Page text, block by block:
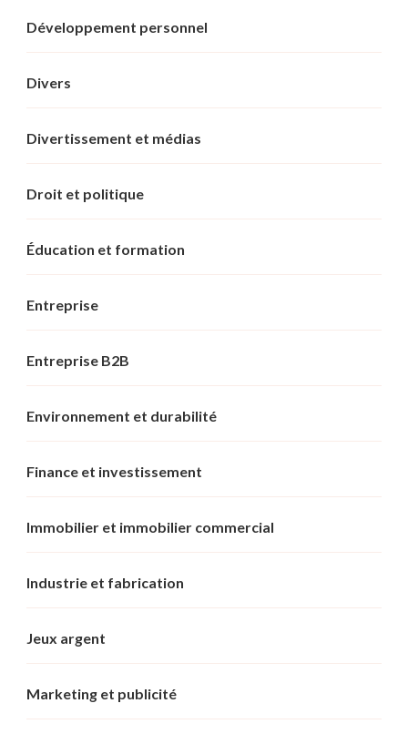
Développement personnel
Divers
Divertissement et médias
Droit et politique
Éducation et formation
Entreprise
Entreprise B2B
Environnement et durabilité
Finance et investissement
Immobilier et immobilier commercial
Industrie et fabrication
Jeux argent
Marketing et publicité